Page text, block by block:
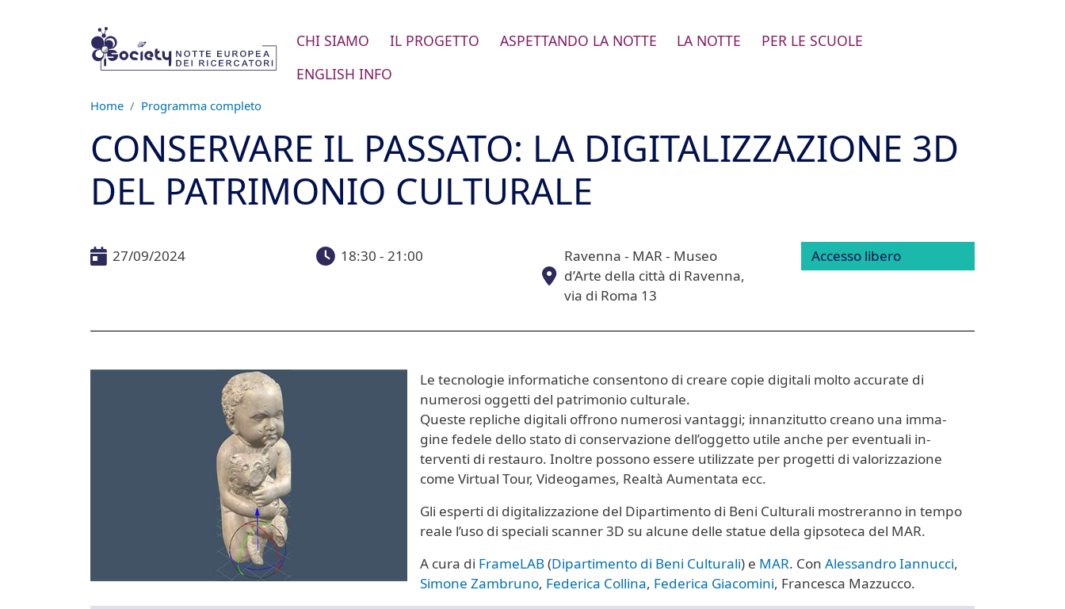
CHI SIAMO IL PROGETTO ASPETTANDO LA NOTTE LA NOTTE
PER LE SCUOLE
ENGLISH INFO
Home Programma completo
CONSERVARE IL PASSATO: LA DIGITALIZZAZIONE 3D
DEL PATRIMONIO CULTURALE
27/09/2024 18:30 - 21:00
Ravenna - MAR - Museo
d’Arte della città di Ravenna,
via di Roma 13
Accesso libero
Le tecnologie informatiche consentono di creare copie digitali molto accurate di
numerosi oggetti del patrimonio culturale.
Queste repliche digitali offrono numerosi vantaggi; innanzitutto creano una imma-
gine fedele dello stato di conservazione dell’oggetto utile anche per eventuali in-
terventi di restauro. Inoltre possono essere utilizzate per progetti di valorizzazione
come Virtual Tour, Videogames, Realtà Aumentata ecc.
Gli esperti di digitalizzazione del Dipartimento di Beni Culturali mostreranno in tempo
reale l’uso di speciali scanner 3D su alcune delle statue della gipsoteca del MAR.
A cura di FrameLAB(Dipartimento di Beni Culturali) e MAR. Con Alessandro Iannucci,
Simone Zambruno, Federica Collina, Federica Giacomini, Francesca Mazzucco.